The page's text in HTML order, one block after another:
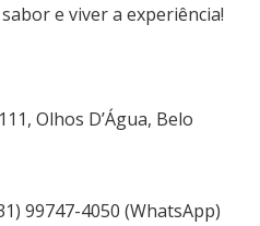
e viver a experiência!
Olhos D’Água, Belo
99747-4050 (WhatsApp)